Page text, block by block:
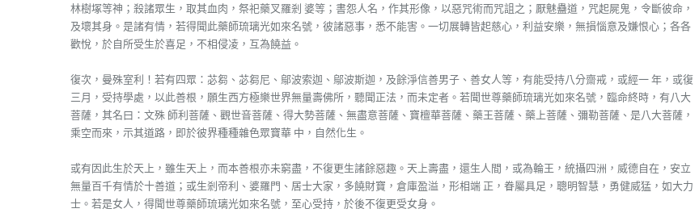
林樹塚等神；殺諸眾生，取其血肉，祭祀藥叉羅剎 婆等；書怨人名，作其形像，以惡咒術而咒詛之；厭魅蠱道，咒起屍鬼，令斷彼命，
及壞其身。是諸有情，若得聞此藥師琉璃光如來名號，彼諸惡事，悉不能害。一切展轉皆起慈心，利益安樂，無損惱意及嫌恨心；各各
歡悅，於自所受生於喜足，不相侵凌，互為饒益。
復次，曼殊室利！若有四眾：苾芻、苾芻尼、鄔波索迦、鄔波斯迦，及餘淨信善男子、善女人等，有能受持八分齋戒，或經一 年，或復
三月，受持學處，以此善根，願生西方極樂世界無量壽佛所，聽聞正法，而未定者。若聞世尊藥師琉璃光如來名號，臨命終時，有八大
菩薩，其名曰：文殊 師利菩薩、觀世音菩薩、得大勢菩薩、無盡意菩薩、寶檀華菩薩、藥王菩薩、藥上菩薩、彌勒菩薩、是八大菩薩，
乘空而來，示其道路，即於彼界種種雜色眾寶華 中，自然化生。
或有因此生於天上，雖生天上，而本善根亦未窮盡，不復更生諸餘惡趣。天上壽盡，還生人間，或為輪王，統攝四洲，威德自在，安立
無量百千有情於十善道；或生剎帝利、婆羅門、居士大家，多饒財寶，倉庫盈溢，形相端 正，眷屬具足，聰明智慧，勇健威猛，如大力
士。若是女人，得聞世尊藥師琉璃光如來名號，至心受持，於後不復更受女身。